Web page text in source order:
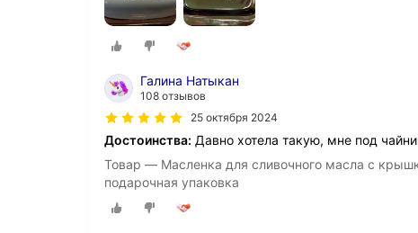
Галина Натыкан
108 отзывов
25 октября 2024
Достоинства: Давно хотела такую, мне под
Товар — Масленка для сливочного масла с
подарочная упаковка